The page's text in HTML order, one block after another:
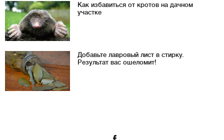
Как избавиться от кротов на дачном
участке
Добавьте лавровый лист в стирку.
Результат вас ошеломит!